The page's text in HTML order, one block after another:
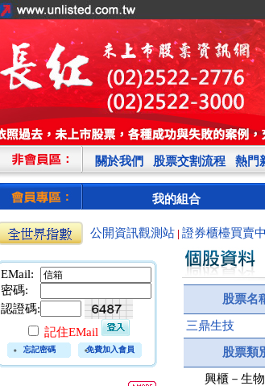
關於我們 股票交割流程 熱門
我的組合
公開資訊觀測站 證券櫃檯買賣
EMail:
密碼:
認證碼:
記住EMail
忘記密碼 免費加入會員
股票名
三鼎生技
股票類
興櫃－生